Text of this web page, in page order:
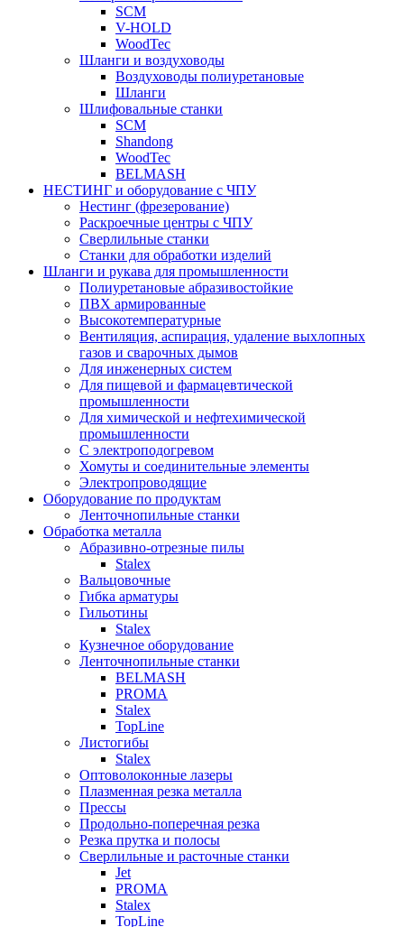
SCM
V-HOLD
WoodTec
Шланги и воздуховоды
Воздуховоды полиуретановые
Шланги
Шлифовальные станки
SCM
Shandong
WoodTec
BELMASH
НЕСТИНГ и оборудование с ЧПУ
Нестинг (фрезерование)
Раскроечные центры с ЧПУ
Сверлильные станки
Станки для обработки изделий
Шланги и рукава для промышленности
Полиуретановые абразивостойкие
ПВХ армированные
Высокотемпературные
Вентиляция, аспирация, удаление выхлопных
газов и сварочных дымов
Для инженерных систем
Для пищевой и фармацевтической
промышленности
Для химической и нефтехимической
промышленности
С электроподогревом
Хомуты и соединительные элементы
Электропроводящие
Оборудование по продуктам
Ленточнопильные станки
Обработка металла
Абразивно-отрезные пилы
Stalex
Вальцовочные
Гибка арматуры
Гильотины
Stalex
Кузнечное оборудование
Ленточнопильные станки
BELMASH
PROMA
Stalex
TopLine
Листогибы
Stalex
Оптоволоконные лазеры
Плазменная резка металла
Прессы
Продольно-поперечная резка
Резка прутка и полосы
Сверлильные и расточные станки
Jet
PROMA
Stalex
TopLine